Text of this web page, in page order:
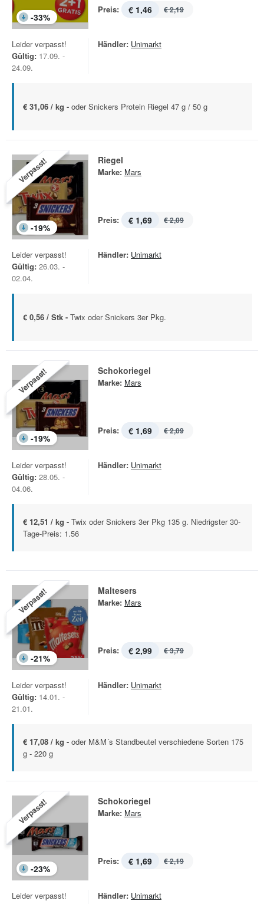
-33%
Preis: € 1,46 € 2,19
Leider verpasst!
Gültig: 17.09. -
24.09.
Händler: Unimarkt
€ 31,06 / kg - oder Snickers Protein Riegel 47 g / 50 g
Verpasst!
-19%
Riegel
Marke: Mars
Preis: € 1,69 € 2,09
Leider verpasst!
Gültig: 26.03. -
02.04.
Händler: Unimarkt
€ 0,56 / Stk - Twix oder Snickers 3er Pkg.
Verpasst!
-19%
Schokoriegel
Marke: Mars
Preis: € 1,69 € 2,09
Leider verpasst!
Gültig: 28.05. -
04.06.
Händler: Unimarkt
€ 12,51 / kg - Twix oder Snickers 3er Pkg 135 g. Niedrigster 30-
Tage-Preis: 1.56
Verpasst!
-21%
Maltesers
Marke: Mars
Preis: € 2,99 € 3,79
Leider verpasst!
Gültig: 14.01. -
21.01.
Händler: Unimarkt
€ 17,08 / kg - oder M&M´s Standbeutel verschiedene Sorten 175
g - 220 g
Verpasst!
-23%
Schokoriegel
Marke: Mars
Preis: € 1,69 € 2,19
Leider verpasst!
Händler: Unimarkt